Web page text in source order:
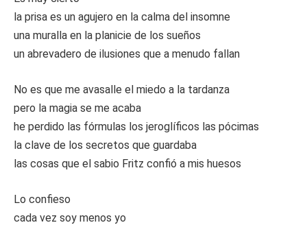
la prisa es un agujero en la calma del insomne
una muralla en la planicie de los sueños
un abrevadero de ilusiones que a menudo fallan
No es que me avasalle el miedo a la tardanza
pero la magia se me acaba
he perdido las fórmulas los jeroglíficos las pócimas
la clave de los secretos que guardaba
las cosas que el sabio Fritz confió a mis huesos
Lo confieso
cada vez soy menos yo